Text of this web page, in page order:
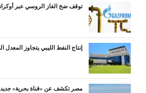
توقف ضخ الغاز الروسي عبر
إنتاج النفط الليبي يتجاوز المعدل
مصر تكشف عن «قناة بحرية»